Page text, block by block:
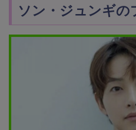
ソン・ジュンギの